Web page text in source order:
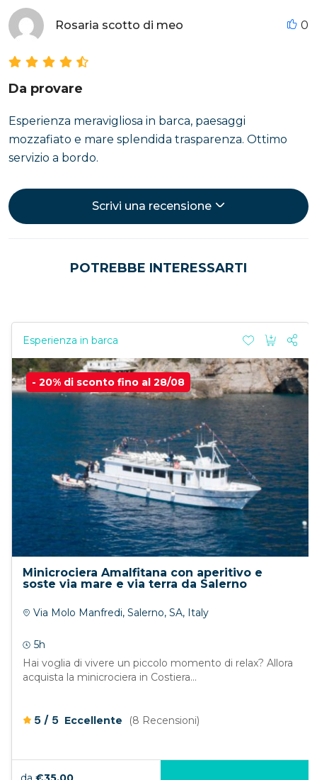
Rosaria scotto di meo 0
Da provare
Esperienza meravigliosa in barca, paesaggi
mozzafiato e mare splendida trasparenza. Ottimo
servizio a bordo.
Scrivi una recensione
POTREBBE INTERESSARTI
Esperienza in barca
- 20% di sconto fino al 28/08
Minicrociera Amalfitana con aperitivo e
soste via mare e via terra da Salerno
Via Molo Manfredi, Salerno, SA, Italy
5h
Hai voglia di vivere un piccolo momento di relax? Allora
acquista la minicrociera in Costiera...
5 / 5 Eccellente (8 Recensioni)